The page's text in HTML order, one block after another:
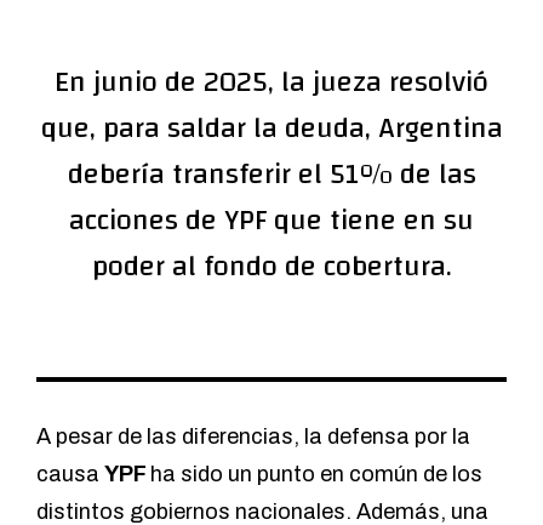
En junio de 2025, la jueza resolvió
que, para saldar la deuda, Argentina
debería transferir el 51% de las
acciones de YPF que tiene en su
poder al fondo de cobertura.
A pesar de las diferencias, la defensa por la
causa YPF ha sido un punto en común de los
distintos gobiernos nacionales. Además, una